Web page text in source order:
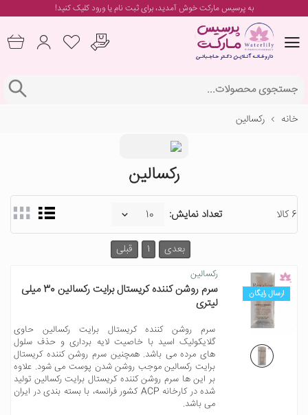
به پرسیس مارکت خوش آمدید، برایثبت نام یا ورودکلیک کنید!
خانه رکسالین
رکسالین
6 کالا تعداد نمایش:
قبلی 1 بعدی
ارسال رایگان
رکسالین
سرم روشن کننده کریستال برایت رکسالین 30 میلی
لیتری
سرم روشن کننده کریستال برایت رکسالین حاوی
گلایکولیک اسید با خاصیت لایه برداری و حذف سلول
های مرده می باشد. همچنین سرم روشن کننده کریستال
برایت رکسالین موجب روشن شدن پوست می شود. علاوه
بر این ها سرم روشن کننده کریستال برایت رکسالین تولید
شده در کارخانه ACP کشور فرانسه، با بسته بندی در ایران
می باشد.